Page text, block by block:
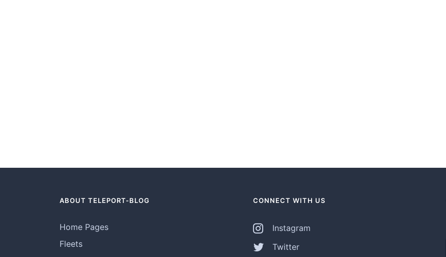
ABOUT TELEPORT-BLOG
Home Pages
Fleets
CONNECT WITH US
Instagram
Twitter